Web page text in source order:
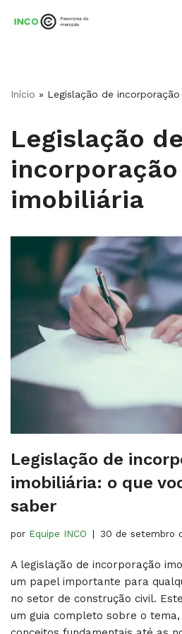
conteúdo
Início » Legislação de
Legislação de
incorporação
imobiliária
Legislação de
imobiliária: o que
saber
por Equipe INCO 30 de setembro
A legislação de incorporação
um papel importante para
no setor de construção civil.
um guia completo sobre o